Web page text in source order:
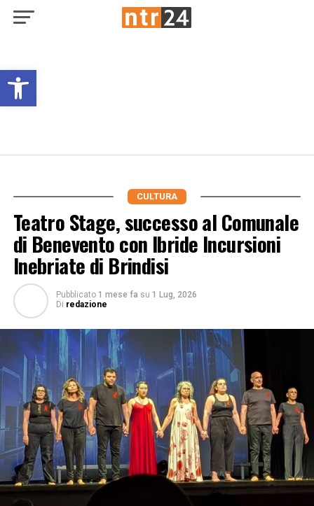
Open toolbar
CULTURA
Teatro Stage, successo al Comunale
di Benevento con Ibride Incursioni
Inebriate di Brindisi
Pubblicato 1 mese fa su 1 Lug, 2026
Di redazione